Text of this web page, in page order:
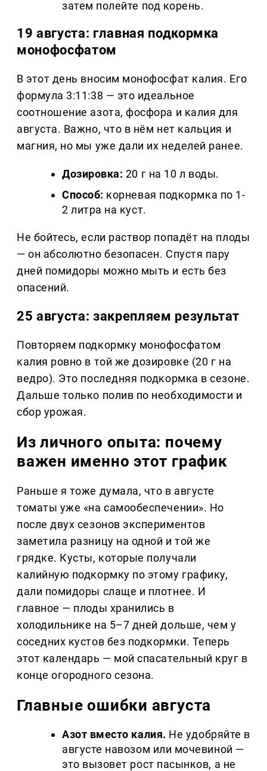
затем полейте под корень.
19 августа: главная подкормка
монофосфатом
В этот день вносим монофосфат калия. Его
формула 3:11:38 — это идеальное
соотношение азота, фосфора и калия для
августа. Важно, что в нём нет кальция и
магния, но мы уже дали их неделей ранее.
Дозировка: 20 г на 10 л воды.
Способ: корневая подкормка по 1-
2 литра на куст.
Не бойтесь, если раствор попадёт на плоды
— он абсолютно безопасен. Спустя пару
дней помидоры можно мыть и есть без
опасений.
25 августа: закрепляем результат
Повторяем подкормку монофосфатом
калия ровно в той же дозировке (20 г на
ведро). Это последняя подкормка в сезоне.
Дальше только полив по необходимости и
сбор урожая.
Из личного опыта: почему
важен именно этот график
Раньше я тоже думала, что в августе
томаты уже «на самообеспечении». Но
после двух сезонов экспериментов
заметила разницу на одной и той же
грядке. Кусты, которые получали
калийную подкормку по этому графику,
дали помидоры слаще и плотнее. И
главное — плоды хранились в
холодильнике на 5–7 дней дольше, чем у
соседних кустов без подкормки. Теперь
этот календарь — мой спасательный круг в
конце огородного сезона.
Главные ошибки августа
Азот вместо калия. Не удобряйте в
августе навозом или мочевиной —
это вызовет рост пасынков, а не